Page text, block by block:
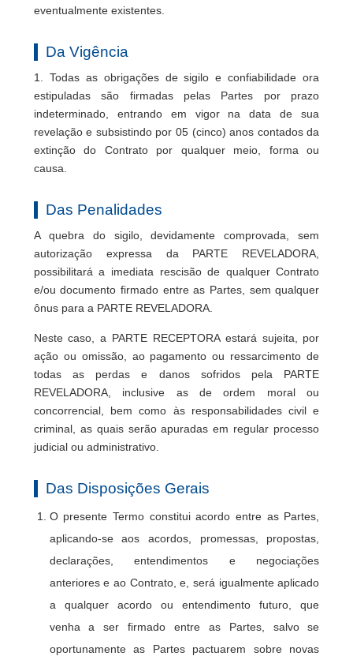
eventualmente existentes.
Da Vigência
1. Todas as obrigações de sigilo e confiabilidade ora
estipuladas são firmadas pelas Partes por prazo
indeterminado, entrando em vigor na data de sua
revelação e subsistindo por 05 (cinco) anos contados da
extinção do Contrato por qualquer meio, forma ou
causa.
Das Penalidades
A quebra do sigilo, devidamente comprovada, sem
autorização expressa da PARTE REVELADORA,
possibilitará a imediata rescisão de qualquer Contrato
e/ou documento firmado entre as Partes, sem qualquer
ônus para a PARTE REVELADORA.
Neste caso, a PARTE RECEPTORA estará sujeita, por
ação ou omissão, ao pagamento ou ressarcimento de
todas as perdas e danos sofridos pela PARTE
REVELADORA, inclusive as de ordem moral ou
concorrencial, bem como às responsabilidades civil e
criminal, as quais serão apuradas em regular processo
judicial ou administrativo.
Das Disposições Gerais
O presente Termo constitui acordo entre as Partes,
aplicando-se aos acordos, promessas, propostas,
declarações, entendimentos e negociações
anteriores e ao Contrato, e, será igualmente aplicado
a qualquer acordo ou entendimento futuro, que
venha a ser firmado entre as Partes, salvo se
oportunamente as Partes pactuarem sobre novas